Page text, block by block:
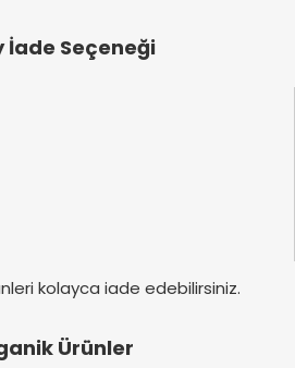
İade Seçeneği
kolayca iade edebilirsiniz.
Ürünler